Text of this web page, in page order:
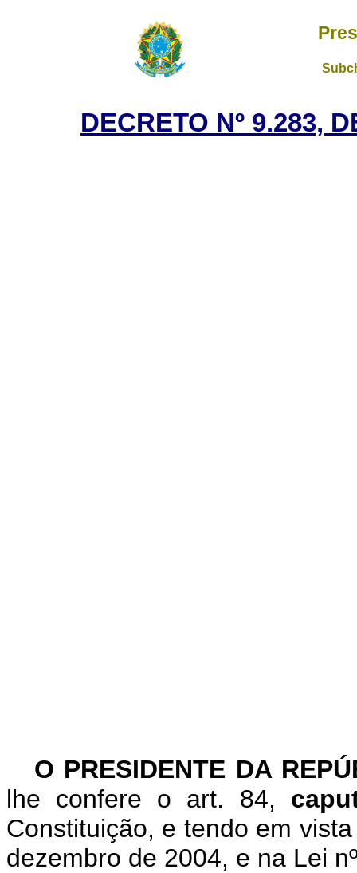
DECRETO Nº 9.283,
O PRESIDENTE DA
lhe confere o art. 84,
Constituição, e tendo em
dezembro de 2004, e na Lei